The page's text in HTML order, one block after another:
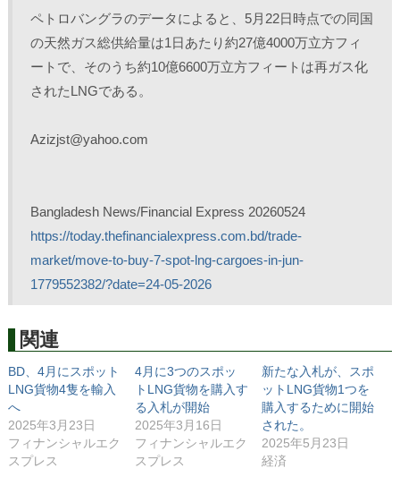
ペトロバングラのデータによると、5月22日時点での同国
の天然ガス総供給量は1日あたり約27億4000万立方フィ
ートで、そのうち約10億6600万立方フィートは再ガス化
されたLNGである。
Azizjst@yahoo.com
Bangladesh News/Financial Express 20260524
https://today.thefinancialexpress.com.bd/trade-
market/move-to-buy-7-spot-lng-cargoes-in-jun-
1779552382/?date=24-05-2026
関連
BD、4月にスポット
LNG貨物4隻を輸入
へ
2025年3月23日
フィナンシャルエク
スプレス
4月に3つのスポッ
トLNG貨物を購入す
る入札が開始
2025年3月16日
フィナンシャルエク
スプレス
新たな入札が、スポ
ットLNG貨物1つを
購入するために開始
された。
2025年5月23日
経済